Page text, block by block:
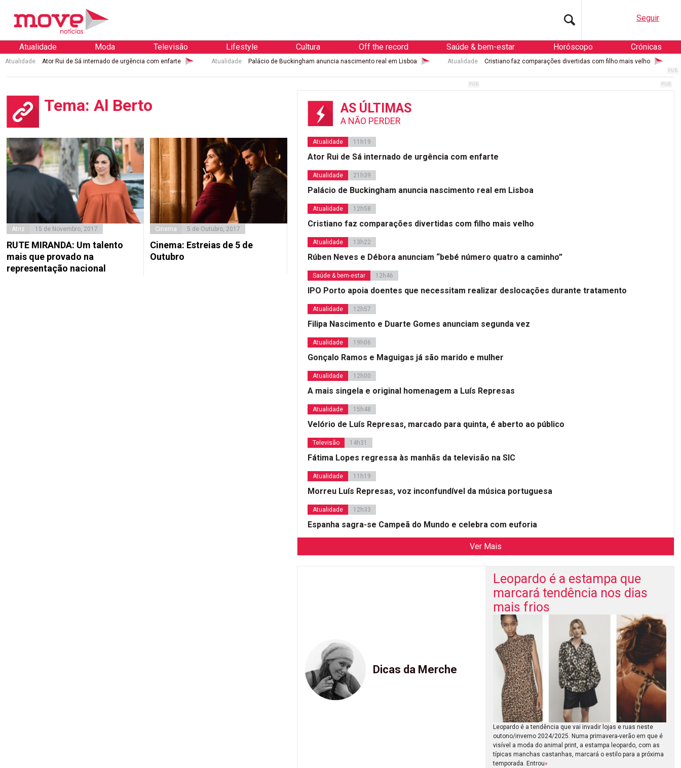
Seguir
Atualidade Moda Televisão Lifestyle Cultura Off the record Saúde & bem-estar Horóscopo Crónicas
Atualidade Ator Rui de Sá internado de urgência com enfarte Atualidade Palácio de Buckingham anuncia nascimento real em Lisboa Atualidade Cristiano faz comparações divertidas com filho mais velho
Tema: Al Berto
Atriz 15 de Novembro, 2017
RUTE MIRANDA: Um talento
mais que provado na
representação nacional
Cinema 5 de Outubro, 2017
Cinema: Estreias de 5 de
Outubro
AS ÚLTIMAS
A NÃO PERDER
Atualidade 11h19
Ator Rui de Sá internado de urgência com enfarte
Atualidade 21h39
Palácio de Buckingham anuncia nascimento real em Lisboa
Atualidade 12h58
Cristiano faz comparações divertidas com filho mais velho
Atualidade 13h22
Rúben Neves e Débora anunciam “bebé número quatro a caminho”
Saúde & bem-estar 12h46
IPO Porto apoia doentes que necessitam realizar deslocações durante tratamento
Atualidade 12h57
Filipa Nascimento e Duarte Gomes anunciam segunda vez
Atualidade 19h06
Gonçalo Ramos e Maguigas já são marido e mulher
Atualidade 12h00
A mais singela e original homenagem a Luís Represas
Atualidade 15h48
Velório de Luís Represas, marcado para quinta, é aberto ao público
Televisão 14h31
Fátima Lopes regressa às manhãs da televisão na SIC
Atualidade 11h19
Morreu Luís Represas, voz inconfundível da música portuguesa
Atualidade 12h33
Espanha sagra-se Campeã do Mundo e celebra com euforia
Ver Mais
Dicas da Merche
Leopardo é a estampa que
marcará tendência nos dias
mais frios
Leopardo é a tendência que vai invadir lojas e ruas neste
outono/inverno 2024/2025. Numa primavera-verão em que é
visível a moda do animal print, a estampa leopardo, com as
típicas manchas castanhas, marcará o estilo para a próxima
temporada. Entrou»